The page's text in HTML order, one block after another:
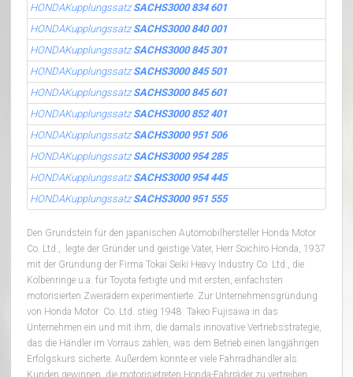
HONDAKupplungssatzSACHS3000 834 601
HONDAKupplungssatzSACHS3000 840 001
HONDAKupplungssatzSACHS3000 845 301
HONDAKupplungssatzSACHS3000 845 501
HONDAKupplungssatzSACHS3000 845 601
HONDAKupplungssatzSACHS3000 852 401
HONDAKupplungssatzSACHS3000 951 506
HONDAKupplungssatzSACHS3000 954 285
HONDAKupplungssatzSACHS3000 954 445
HONDAKupplungssatzSACHS3000 951 555
Den Grundstein für den japanischen Automobilhersteller Honda Motor
Co. Ltd., legte der Gründer und geistige Vater, Herr Soichiro Honda, 1937
mit der Gründung der Firma Tokai Seiki Heavy Industry Co. Ltd., die
Kolbenringe u.a. für Toyota fertigte und mit ersten, einfachsten
motorisierten Zweirädern experimentierte. Zur Unternehmensgründung
von Honda Motor Co. Ltd. stieg 1948 Takeo Fujisawa in das
Unternehmen ein und mit ihm, die damals innovative Vertriebsstrategie,
das die Händler im Vorraus zahlen, was dem Betrieb einen langjährigen
Erfolgskurs sicherte. Außerdem konnte er viele Fahrradhändler als
Kunden gewinnen, die motorisietreten Honda-Fahrräder zu vertreiben.